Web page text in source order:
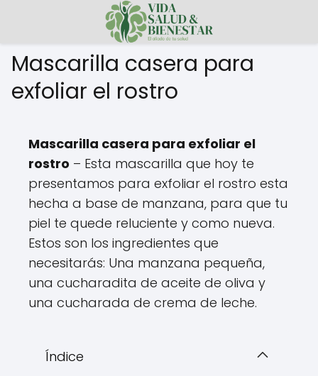
Mascarilla casera para
exfoliar el rostro
Mascarilla casera para exfoliar el
rostro – Esta mascarilla que hoy te
presentamos para exfoliar el rostro esta
hecha a base de manzana, para que tu
piel te quede reluciente y como nueva.
Estos son los ingredientes que
necesitarás: Una manzana pequeña,
una cucharadita de aceite de oliva y
una cucharada de crema de leche.
Índice